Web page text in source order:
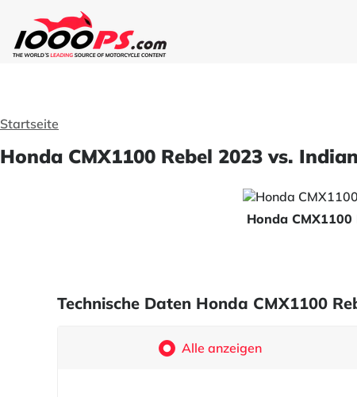
Startseite
Honda CMX1100 Rebel 2023 vs.
Honda CMX1100
Technische Daten Honda CMX1100
Alle anzeigen